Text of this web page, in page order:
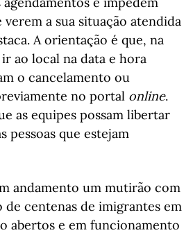
a sua situação atendida
A orientação é que, na
ao local na data e hora
o cancelamento ou
no portal online.
as equipes possam libertar
pessoas que estejam
andamento um mutirão com
centenas de imigrantes em
abertos e em funcionamento